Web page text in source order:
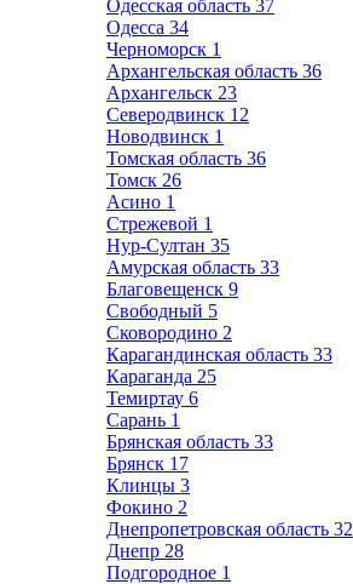
Одесская область 37
Одесса 34
Черноморск 1
Архангельская область 36
Архангельск 23
Северодвинск 12
Новодвинск 1
Томская область 36
Томск 26
Асино 1
Стрежевой 1
Нур-Султан 35
Амурская область 33
Благовещенск 9
Свободный 5
Сковородино 2
Карагандинская область 33
Караганда 25
Темиртау 6
Сарань 1
Брянская область 33
Брянск 17
Клинцы 3
Фокино 2
Днепропетровская область 32
Днепр 28
Подгородное 1